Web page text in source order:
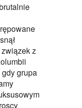
z
grupa